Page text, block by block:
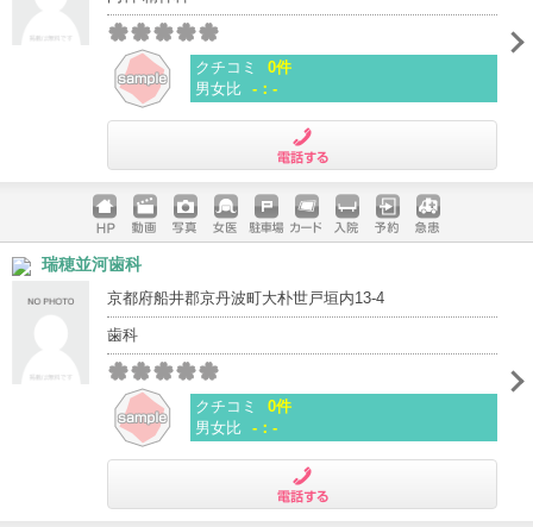
クチコミ
0件
男女比 -：-
ホームペ
ージ
動画 写真 女医 駐車場
クレジッ
入院 予約 急患
瑞穂並河歯科
京都府船井郡京丹波町大朴世戸垣内13-4
歯科
クチコミ
0件
男女比 -：-